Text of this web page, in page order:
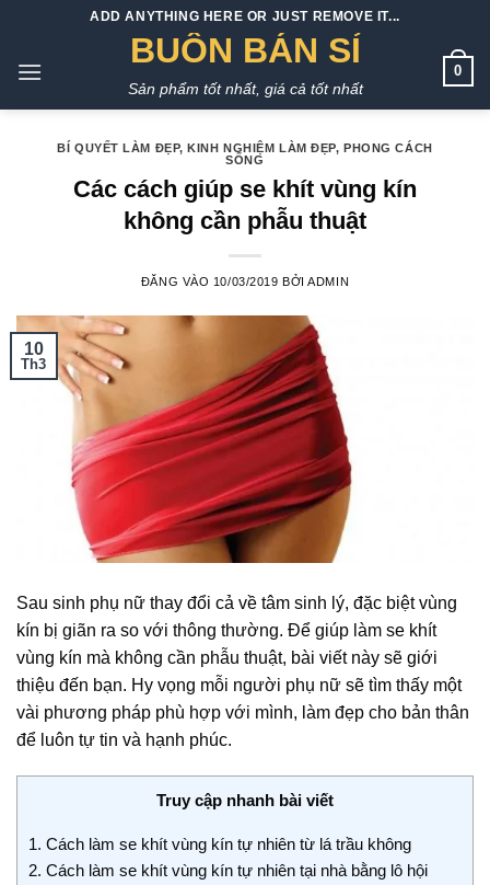
nội
ADD ANYTHING HERE OR JUST REMOVE IT...
BUÔN BÁN SỈ
Sản phẩm tốt nhất, giá cả tốt nhất
0
BÍ QUYẾT LÀM ĐẸP,KINH NGHIỆM LÀM ĐẸP,PHONG CÁCH
SỐNG
Các cách giúp se khít vùng kín
không cần phẫu thuật
ĐĂNG VÀO 10/03/2019 BỞIADMIN
10
Th3
Sau sinh phụ nữ thay đổi cả về tâm sinh lý, đặc biệt vùng
kín bị giãn ra so với thông thường. Để giúp làm se khít
vùng kín mà không cần phẫu thuật, bài viết này sẽ giới
thiệu đến bạn. Hy vọng mỗi người phụ nữ sẽ tìm thấy một
vài phương pháp phù hợp với mình, làm đẹp cho bản thân
để luôn tự tin và hạnh phúc.
Truy cập nhanh bài viết
1. Cách làm se khít vùng kín tự nhiên từ lá trầu không
2. Cách làm se khít vùng kín tự nhiên tại nhà bằng lô hội